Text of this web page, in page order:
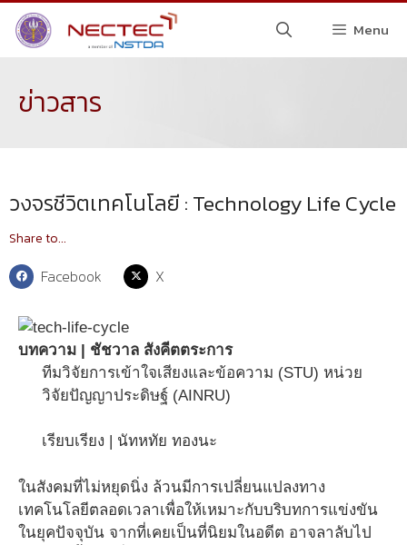
Menu
ข่าวสาร
วงจรชีวิตเทคโนโลยี : Technology Life Cycle
Share to...
Facebook X
บทความ | ชัชวาล สังคีตตระการ
ทีมวิจัยการเข้าใจเสียงและข้อความ (STU) หน่วย
วิจัยปัญญาประดิษฐ์ (AINRU)
เรียบเรียง | นัทหทัย ทองนะ
ในสังคมที่ไม่หยุดนิ่ง ล้วนมีการเปลี่ยนแปลงทาง
เทคโนโลยีตลอดเวลาเพื่อให้เหมาะกับบริบทการแข่งขัน
ในยุคปัจจุบัน จากที่เคยเป็นที่นิยมในอดีต อาจลาลับไป